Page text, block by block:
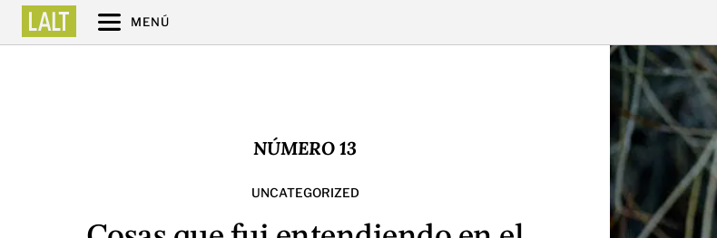
MENÚ
NÚMERO 13
UNCATEGORIZED